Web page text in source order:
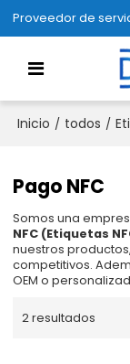
Proveedor de
Inicio / todos /
Pago NFC
Somos una
NFC (Etiquetas
nuestros
competitivos.
OEM o
2 resultados